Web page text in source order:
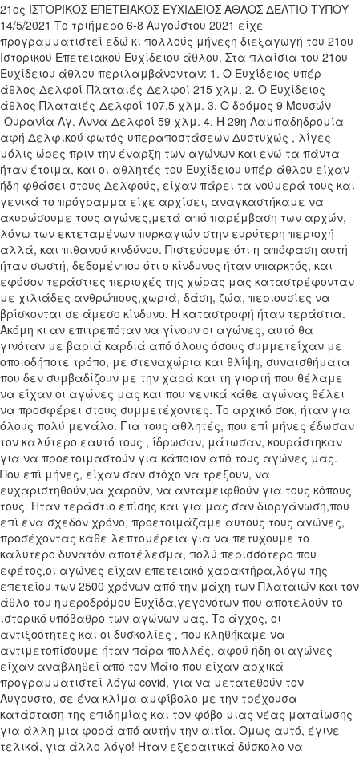
21ος ΙΣΤΟΡΙΚΟΣ ΕΠΕΤΕΙΑΚΟΣ ΕΥΧΙΔΕΙΟΣ ΑΘΛΟΣ ΔΕΛΤΙΟ ΤΥΠΟΥ
14/5/2021 Το τριήμερο 6-8 Αυγούστου 2021 είχε
προγραμματιστεί εδώ κι πολλούς μήνεςη διεξαγωγή του 21ου
Ιστορικού Επετειακού Ευχίδειου άθλου. Στα πλαίσια του 21ου
Ευχίδειου άθλου περιλαμβάνονταν: 1. Ο Ευχίδειος υπέρ-
άθλος Δελφοί-Πλαταιές-Δελφοί 215 χλμ. 2. Ο Ευχίδειος
άθλος Πλαταιές-Δελφοί 107,5 χλμ. 3. Ο δρόμος 9 Μουσών
-Ουρανία Αγ. Αννα-Δελφοί 59 χλμ. 4. Η 29η Λαμπαδηδρομία-
αφή Δελφικού φωτός-υπεραποστάσεων Δυστυχώς , λίγες
μόλις ώρες πριν την έναρξη των αγώνων και ενώ τα πάντα
ήταν έτοιμα, και οι αθλητές του Ευχίδειου υπέρ-άθλου είχαν
ήδη φθάσει στους Δελφούς, είχαν πάρει τα νούμερά τους και
γενικά το πρόγραμμα είχε αρχίσει, αναγκαστήκαμε να
ακυρώσουμε τους αγώνες,μετά από παρέμβαση των αρχών,
λόγω των εκτεταμένων πυρκαγιών στην ευρύτερη περιοχή
αλλά, και πιθανού κινδύνου. Πιστεύουμε ότι η απόφαση αυτή
ήταν σωστή, δεδομένπου ότι ο κίνδυνος ήταν υπαρκτός, και
εφόσον τεράστιες περιοχές της χώρας μας καταστρέφονταν
με χιλιάδες ανθρώπους,χωριά, δάση, ζώα, περιουσίες να
βρίσκονται σε άμεσο κίνδυνο. Η καταστροφή ήταν τεράστια.
Ακόμη κι αν επιτρεπόταν να γίνουν οι αγώνες, αυτό θα
γινόταν με βαριά καρδιά από όλους όσους συμμετείχαν με
οποιοδήποτε τρόπο, με στεναχώρια και θλίψη, συναισθήματα
που δεν συμβαδίζουν με την χαρά και τη γιορτή που θέλαμε
να είχαν οι αγώνες μας και που γενικά κάθε αγώνας θέλει
να προσφέρει στους συμμετέχοντες. Το αρχικό σοκ, ήταν για
όλους πολύ μεγάλο. Για τους αθλητές, που επί μήνες έδωσαν
τον καλύτερο εαυτό τους , ίδρωσαν, μάτωσαν, κουράστηκαν
για να προετοιμαστούν για κάποιον από τους αγώνες μας.
Που επί μήνες, είχαν σαν στόχο να τρέξουν, να
ευχαριστηθούν,να χαρούν, να ανταμειφθούν για τους κόπους
τους. Ηταν τεράστιο επίσης και για μας σαν διοργάνωση,που
επί ένα σχεδόν χρόνο, προετοιμάζαμε αυτούς τους αγώνες,
προσέχοντας κάθε λεπτομέρεια για να πετύχουμε το
καλύτερο δυνατόν αποτέλεσμα, πολύ περισσότερο που
εφέτος,οι αγώνες είχαν επετειακό χαρακτήρα,λόγω της
επετείου των 2500 χρόνων από την μάχη των Πλαταιών και τον
άθλο του ημεροδρόμου Ευχίδα,γεγονότων που αποτελούν το
ιστορικό υπόβαθρο των αγώνων μας. Το άγχος, οι
αντιξοότητες και οι δυσκολίες , που κληθήκαμε να
αντιμετοπίσουμε ήταν πάρα πολλές, αφού ήδη οι αγώνες
είχαν αναβληθεί από τον Μάιο που είχαν αρχικά
προγραμματιστεί λόγω covid, για να μετατεθούν τον
Αυγουστο, σε ένα κλίμα αμφίβολο με την τρέχουσα
κατάσταση της επιδημίας και τον φόβο μιας νέας ματαίωσης
για άλλη μια φορά από αυτήν την αιτία. Ομως αυτό, έγινε
τελικά, για άλλο λόγο! Ηταν εξεραιτικά δύσκολο να